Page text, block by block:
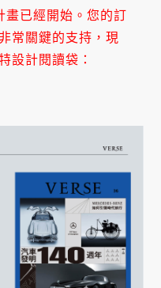
畫已經開始。您的訂
常關鍵的支持，現
設計閱讀袋：